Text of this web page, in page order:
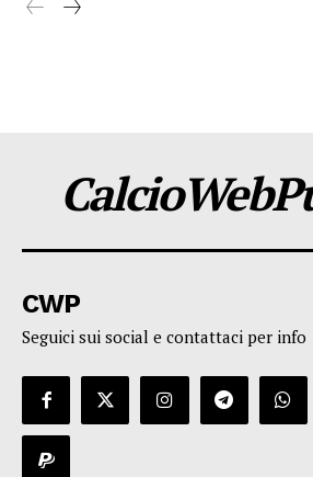
CWP
Seguici sui social e contattaci per info